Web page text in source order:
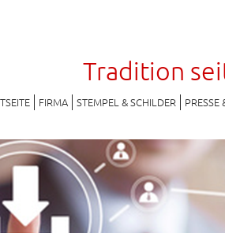
Tradition
FIRMA STEMPEL & SCHILDER